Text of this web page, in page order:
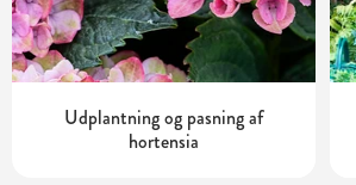
Udplantning og pasning af
hortensia